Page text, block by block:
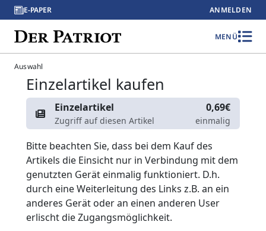
E-PAPER ANMELDEN
MENÜ
Auswahl
Einzelartikel kaufen
Einzelartikel
Zugriff auf diesen Artikel
0,69€
einmalig
Bitte beachten Sie, dass bei dem Kauf des
Artikels die Einsicht nur in Verbindung mit dem
genutzten Gerät einmalig funktioniert. D.h.
durch eine Weiterleitung des Links z.B. an ein
anderes Gerät oder an einen anderen User
erlischt die Zugangsmöglichkeit.